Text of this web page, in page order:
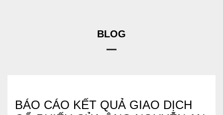
Đại hội cổ đông
BLOG
BÁO CÁO KẾT QUẢ GIAO DỊCH